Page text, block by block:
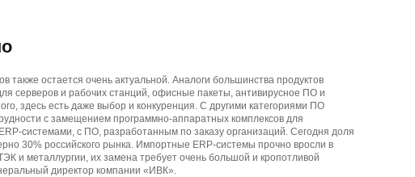
остается очень актуальной. Аналоги большинства продуктов
серверов и рабочих станций, офисные пакеты, антивирусное ПО и
здесь есть даже выбор и конкуренция. С другими категориями ПО
с замещением программно-аппаратных комплексов для
системами, с ПО, разработанным по заказу организаций. Сегодня доля
30% российского рынка. Импортные ERP-системы прочно вросли в
и металлургии, их замена требует очень большой и кропотливой
директор компании «ИВК».